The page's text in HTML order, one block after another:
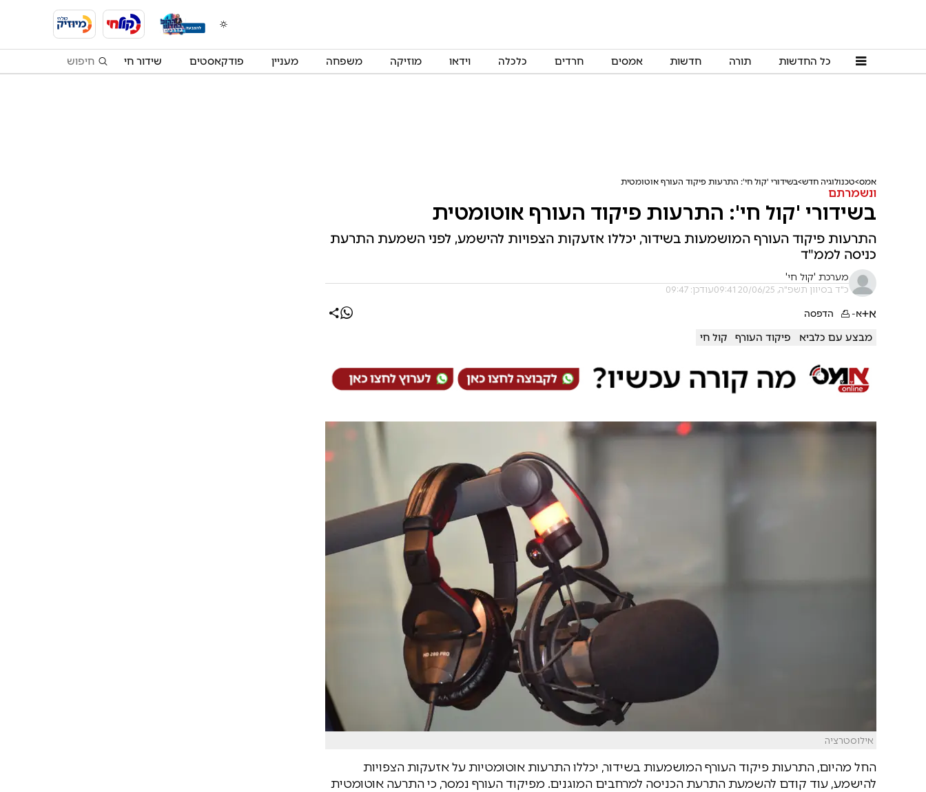
כל החדשות תורה חדשות אמסים חרדים כלכלה וידאו מוזיקה משפחה מעניין פודקאסטים שידור חי
אמס טכנולוגיה חדש בשידורי 'קול חי': התרעות פיקוד העורף אוטומטית
ונשמרתם
בשידורי 'קול חי': התרעות פיקוד העורף אוטומטית
התרעות פיקוד העורף המושמעות בשידור, יכללו אזעקות הצפויות להישמע, לפני השמעת התרעת
כניסה לממ"ד
מערכת 'קול חי'
כ"ד בסיוון תשפ"ה, 20/06/25 09:41 עודכן: 09:47
א+א- הדפסה
מבצע עם כלביא פיקוד העורף קול חי
אילוסטרציה
החל מהיום, התרעות פיקוד העורף המושמעות בשידור, יכללו התרעות אוטומטיות על אזעקות הצפויות
להישמע, עוד קודם להשמעת התרעת הכניסה למרחבים המוגנים. מפיקוד העורף נמסר, כי התרעה אוטומטית